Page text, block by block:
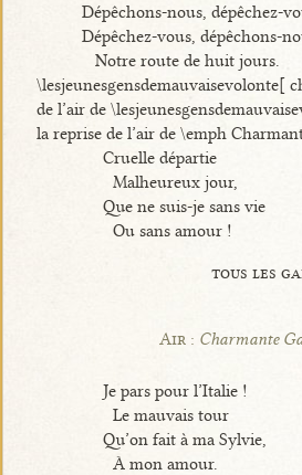
Dépêchons-nous, dépêchez-
Dépêchez-vous, dépêchons-
Notre route de huit jours.
\lesjeunesgensdemauvaisevolonte[
de l’air de
la reprise de l’air de \emph
Cruelle départie
Malheureux jour,
Que ne suis-je sans vie
Ou sans amour !
tous les
Air : Charmante
Je pars pour l’Italie !
Le mauvais tour
Qu’on fait à ma Sylvie,
À mon amour.